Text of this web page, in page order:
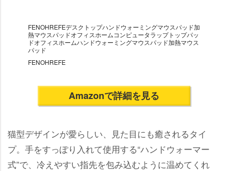
FENOHREFEデスクトップハンドウォーミングマウスパッド加
熱マウスパッドオフィスホームコンピュータラップトップパッ
ドオフィスホームハンドウォーミングマウスパッド加熱マウス
パッド
FENOHREFE
Amazonで詳細を見る
猫型デザインが愛らしい、見た目にも癒されるタイ
プ。手をすっぽり入れて使用する“ハンドウォーマー
式”で、冷えやすい指先を包み込むように温めてくれ